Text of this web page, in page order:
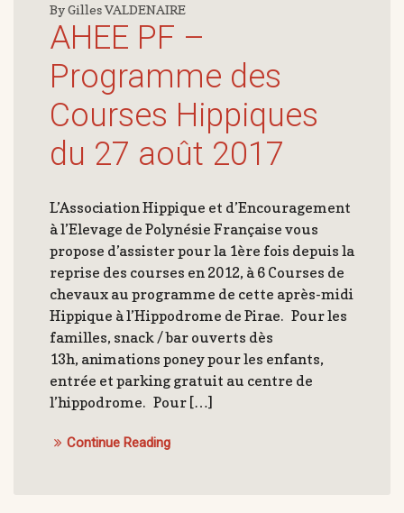
By Gilles VALDENAIRE
AHEE PF –
Programme des
Courses Hippiques
du 27 août 2017
L’Association Hippique et d’Encouragement
à l’Elevage de Polynésie Française vous
propose d’assister pour la 1ère fois depuis la
reprise des courses en 2012, à 6 Courses de
chevaux au programme de cette après-midi
Hippique à l’Hippodrome de Pirae. Pour les
familles, snack / bar ouverts dès
13h, animations poney pour les enfants,
entrée et parking gratuit au centre de
l’hippodrome. Pour […]
Continue Reading